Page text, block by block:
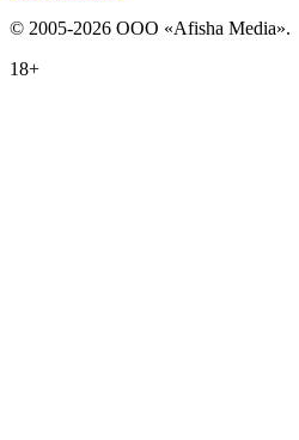
© 2005-2026 ООО «Afisha Media».
18+